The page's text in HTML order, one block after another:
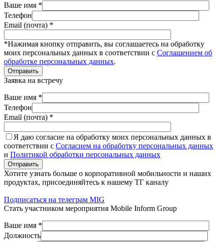
Ваше имя *
Телефон
Email (почта) *
*Нажимая кнопку отправить, вы соглашаетесь на обработку
моих персональных данных в соответствии с Соглашением об
обработке персональных данных.
Отправить
Заявка на встречу
Ваше имя *
Телефон
Email (почта) *
Я даю согласие на обработку моих персональных данных в
соответствии с Согласием на обработку персональных данных
и Политикой обработки персональных данных
Отправить
Хотите узнать больше о корпоративной мобильности и наших
продуктах, присоединяйтесь к нашему ТГ каналу
Подписаться на телеграм MIG
Стать участником мероприятия Mobile Inform Group
Ваше имя *
Должность